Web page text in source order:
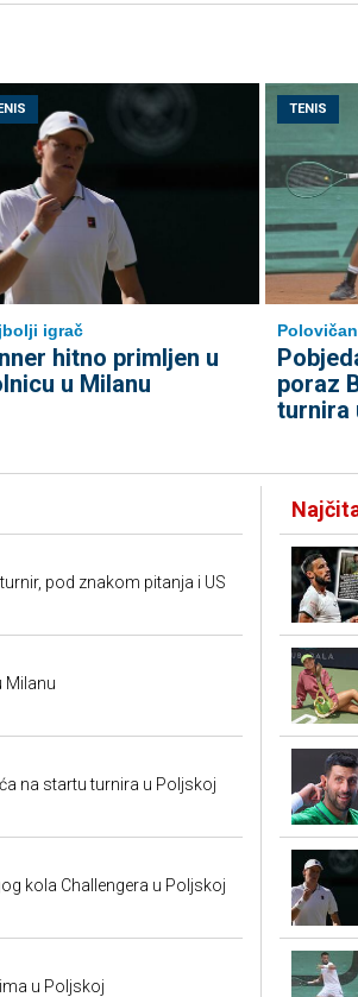
igrač
hitno primljen u
u Milanu
TENIS
poraz
turnira
pod znakom pitanja i US
Milanu
na startu turnira u Poljskoj
kola Challengera u Poljskoj
u Poljskoj